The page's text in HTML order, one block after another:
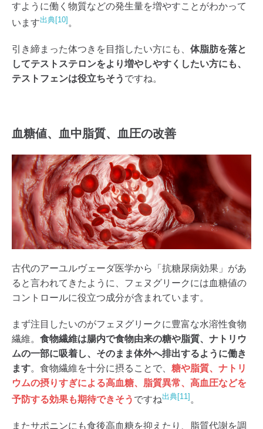
すように働く物質などの発生量を増やすことがわかって
います出典[10] 。
引き締まった体つきを目指したい方にも、 体脂肪を落と
してテストステロンをより増やしやすくしたい方にも、
テストフェンは役立ちそう ですね。
血糖値、血中脂質、血圧の改善
古代のアーユルヴェーダ医学から「抗糖尿病効果」があ
ると言われてきたように、フェヌグリークには血糖値の
コントロールに役立つ成分が含まれています。
まず注目したいのがフェヌグリークに豊富な水溶性食物
繊維。 食物繊維は腸内で食物由来の糖や脂質、ナトリウ
ムの一部に吸着し、そのまま体外へ排出するように働き
ます。食物繊維を十分に摂ることで、 糖や脂質、ナトリ
ウムの摂りすぎによる高血糖、脂質異常、高血圧などを
予防する効果も期待できそう ですね出典[11] 。
またサポニンにも食後高血糖を抑えたり、脂質代謝を調